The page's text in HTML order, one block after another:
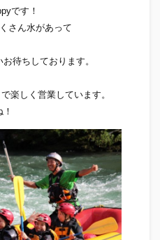
です！
さん水があって
待ちしております。
楽しく営業しています。